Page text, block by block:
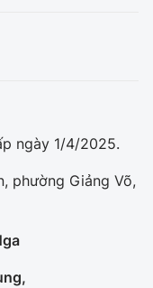
ngày 1/4/2025.
phường Giảng Võ,